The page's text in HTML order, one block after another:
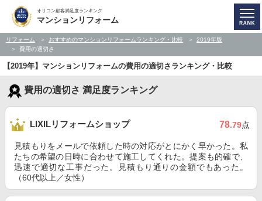
オリコン顧客満足度ランキング
マンションリフォーム
リフォーム おすすめのマンションリフォームランキング・比較
2019年版
費用の適切さ
【2019年】マンションリフォームの費用の適切さランキング・比較
費用の適切さ 満足度ランキング
LIXILリフォームショップ 78.79点
見積もりをメールで依頼した時の対応がとにかく早かった。私
たちの希望の日時に合わせて施工してくれた。提案も的確で、
迅速で適切な工事だった。見積もり通りの金額でもあった。
（60代以上／女性）